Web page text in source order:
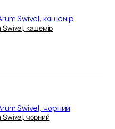
Swivel, кашемір
Swivel, чорний